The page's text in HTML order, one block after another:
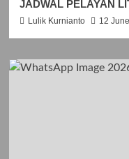
JADWAL PELAYAN
Lulik Kurnianto 12